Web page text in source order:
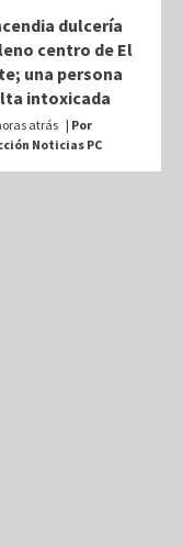
dulcería
centro de El
una persona
intoxicada
atrás | Por
Noticias PC